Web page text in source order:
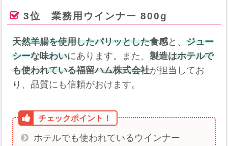
3位 業務用ウインナー 800g
天然羊腸を使用したパリッとした食感と、ジュー
シーな味わいにあります。​また、製造はホテルで
も使われている福留ハム株式会社が担当してお
り、品質にも信頼がおけます。​
ホテルでも使われているウインナー